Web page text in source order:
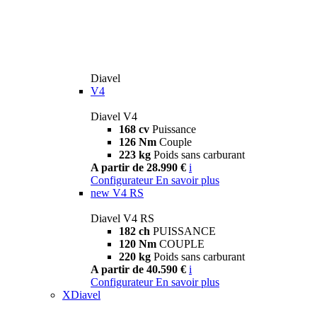
Diavel
V4
Diavel V4
168 cv Puissance
126 Nm Couple
223 kg Poids sans carburant
A partir de 28.990 € i
Configurateur En savoir plus
new V4 RS
Diavel V4 RS
182 ch PUISSANCE
120 Nm COUPLE
220 kg Poids sans carburant
A partir de 40.590 € i
Configurateur En savoir plus
XDiavel